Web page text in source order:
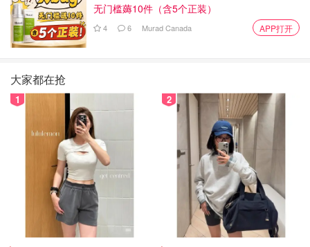
无门槛薅10件（含5个正装）
4 6 Murad Canada APP打开
大家都在抢
1 2